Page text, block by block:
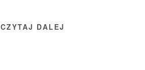
CZYTAJ DALEJ